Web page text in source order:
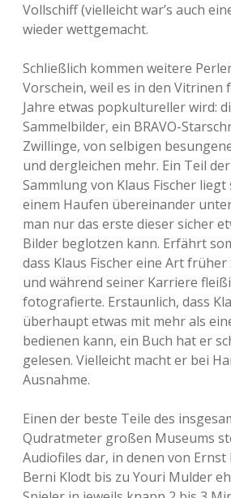
Vollschiff (vielleicht war’s auch
wieder wettgemacht.
Schließlich kommen weitere
Vorschein, weil es in den Vitrinen
Jahre etwas popkultureller wird:
Sammelbilder, ein BRAVO-
Zwillinge, von selbigen
und dergleichen mehr. Ein Teil
Sammlung von Klaus Fischer
einem Haufen übereinander
man nur das erste dieser sicher
Bilder beglotzen kann. Erfährt
dass Klaus Fischer eine Art
und während seiner Karriere
fotografierte. Erstaunlich, dass
überhaupt etwas mit mehr als
bedienen kann, ein Buch hat er
gelesen. Vielleicht macht er bei
Ausnahme.
Einen der beste Teile des
Qudratmeter großen Museums
Audiofiles dar, in denen von
Berni Klodt bis zu Youri Mulder